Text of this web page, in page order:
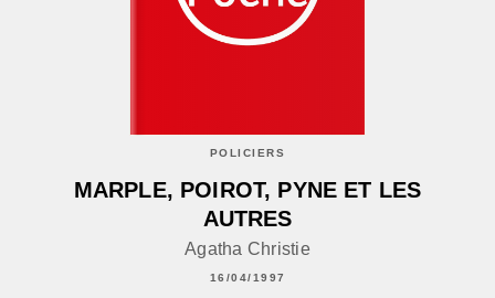
POLICIERS
MARPLE, POIROT, PYNE ET LES
AUTRES
Agatha Christie
16/04/1997